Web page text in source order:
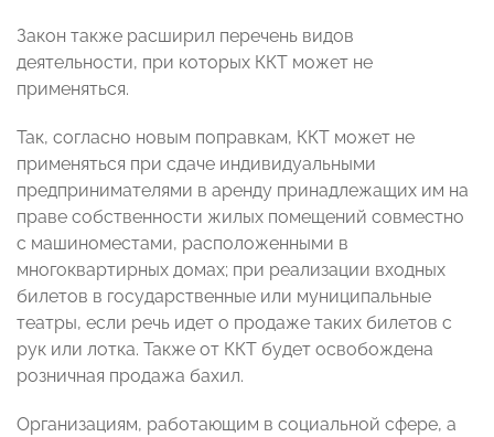
Закон также расширил перечень видов
деятельности, при которых ККТ может не
применяться.
Так, согласно новым поправкам, ККТ может не
применяться при сдаче индивидуальными
предпринимателями в аренду принадлежащих им на
праве собственности жилых помещений совместно
с машиноместами, расположенными в
многоквартирных домах; при реализации входных
билетов в государственные или муниципальные
театры, если речь идет о продаже таких билетов с
рук или лотка. Также от ККТ будет освобождена
розничная продажа бахил.
Организациям, работающим в социальной сфере, а